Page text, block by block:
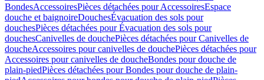
BondesAccessoiresPièces détachées pour AccessoiresEspace
douche et baignoireDouchesÉvacuation des sols pour
douchesPièces détachées pour Évacuation des sols pour
douchesCanivelles de douchePièces détachées pour Canivelles de
doucheAccessoires pour canivelles de douchePièces détachées pour
Accessoires pour canivelles de doucheBondes pour douche de
plain-piedPièces détachées pour Bondes pour douche de plain-